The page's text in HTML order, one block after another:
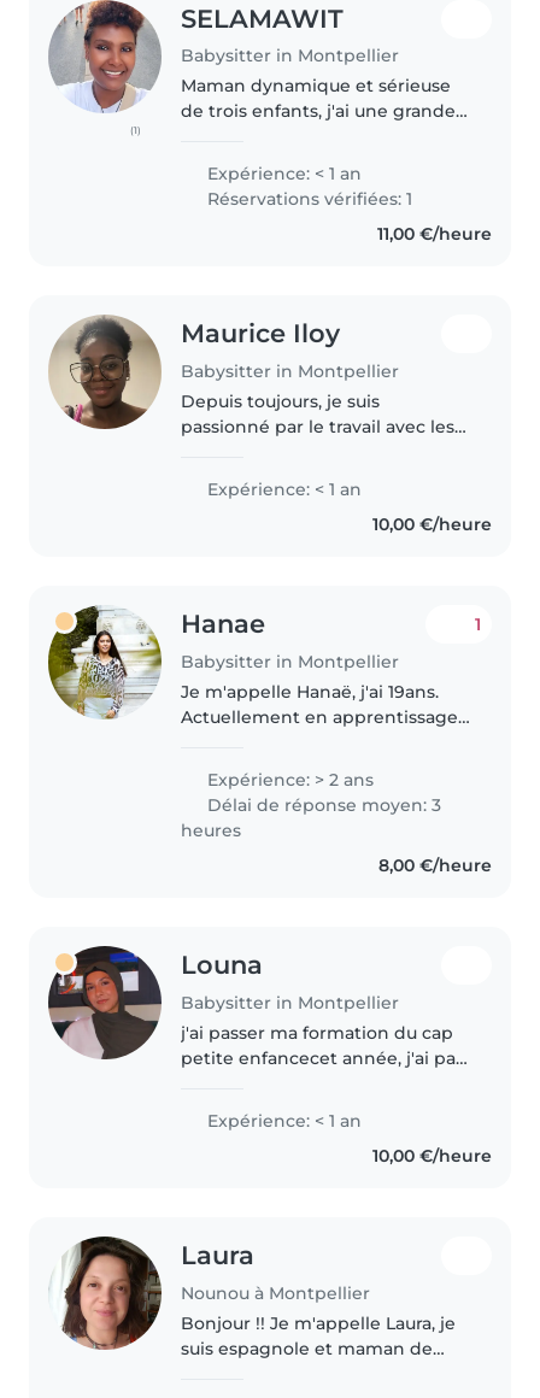
(1)
SELAMAWIT
Babysitter in Montpellier
Maman dynamique et sérieuse
de trois enfants, j'ai une grande
leur rythme au quotidien. De
plus, mon expérience
Expérience: < 1 an
Réservations vérifiées: 1
11,00 €/heure
Maurice Iloy
Babysitter in Montpellier
Depuis toujours, je suis
passionné par le travail avec les
une bonne expérience du baby-
sitting auprès d’enfants âgés de
4 à 9 ans. Je suis issue..
Expérience: < 1 an
10,00 €/heure
Hanae
Babysitter in Montpellier
1
Je m'appelle Hanaë, j'ai 19ans.
Actuellement en apprentissage
(petite enfance). J'effectue mon
alternance en crèche dans le
secteur des bébé (de 2mois à
1ans)...
Expérience: > 2 ans
Délai de réponse moyen: 3
heures
8,00 €/heure
Louna
Babysitter in Montpellier
j'ai passer ma formation du cap
petite enfancecet année, j'ai par
enfance crèche et assistante
maternelle de par mes stages. je
suis une personne très..
Expérience: < 1 an
10,00 €/heure
Laura
Nounou à Montpellier
Bonjour !! Je m'appelle Laura, je
suis espagnole et maman de